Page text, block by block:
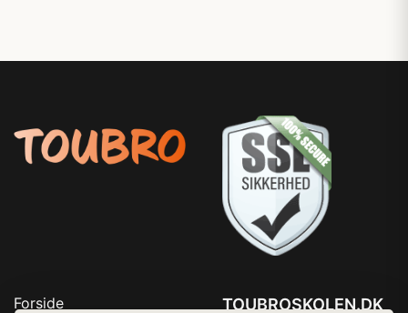
Forside TOUBROSKOLEN.DK